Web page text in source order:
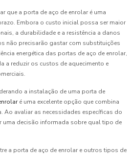
que a porta de aço de enrolar é uma
Embora o custo inicial possa ser maior
a durabilidade e a resistência a danos
não precisarão gastar com substituições
energética das portas de aço de enrolar,
a reduzir os custos de aquecimento e
a instalação de uma porta de
é uma excelente opção que combina
Ao avaliar as necessidades específicas do
uma decisão informada sobre qual tipo de
a porta de aço de enrolar e outros tipos de